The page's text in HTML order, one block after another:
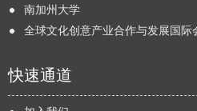
南加州大学
全球文化创意产业合作与发展国际
快速通道